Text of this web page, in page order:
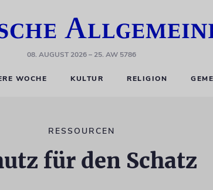
08. AUGUST 2026– 25. AW 5786
WOCHE KULTUR RELIGION
RESSOURCEN
für den Schatz